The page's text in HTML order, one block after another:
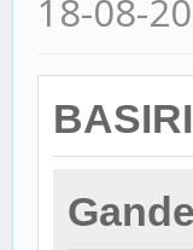
18-08-